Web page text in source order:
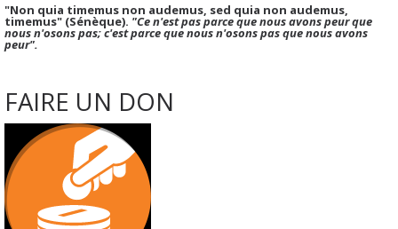
"Non quia timemus non audemus, sed quia non audemus,
timemus" (Sénèque). "Ce n'est pas parce que nous avons peur que
nous n'osons pas; c'est parce que nous n'osons pas que nous avons
peur".
FAIRE UN DON